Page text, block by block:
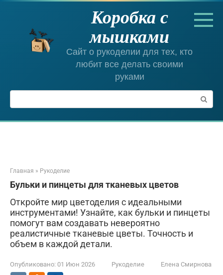
Перейти
Коробка с
мышками
Сайт о рукоделии для тех, кто
любит все делать своими
руками
Поиск:
Главная » Рукоделие
Бульки и пинцеты для тканевых цветов
Откройте мир цветоделия с идеальными
инструментами! Узнайте, как бульки и пинцеты
помогут вам создавать невероятно
реалистичные тканевые цветы. Точность и
объем в каждой детали.
Опубликовано: 01 Июн 2026 Рукоделие Елена Смирнова